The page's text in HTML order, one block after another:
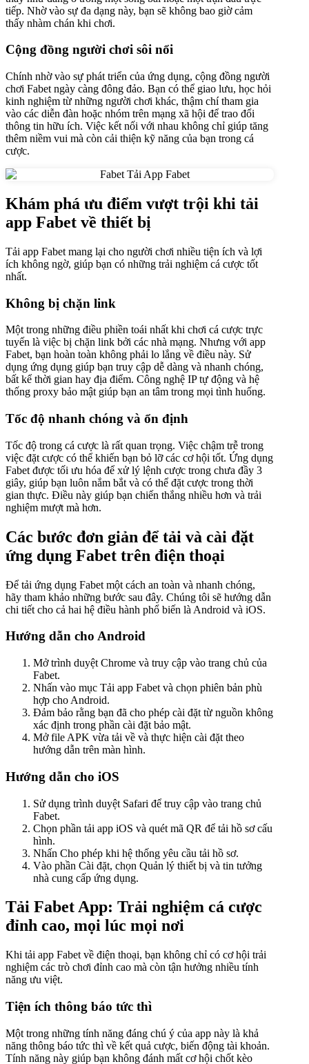
tiếp. Nhờ vào sự đa dạng này, bạn sẽ không bao giờ cảm
thấy nhàm chán khi chơi.
Cộng đồng người chơi sôi nổi
Chính nhờ vào sự phát triển của ứng dụng, cộng đồng người
chơi Fabet ngày càng đông đảo. Bạn có thể giao lưu, học hỏi
kinh nghiệm từ những người chơi khác, thậm chí tham gia
vào các diễn đàn hoặc nhóm trên mạng xã hội để trao đổi
thông tin hữu ích. Việc kết nối với nhau không chỉ giúp tăng
thêm niềm vui mà còn cải thiện kỹ năng của bạn trong cá
cược.
Khám phá ưu điểm vượt trội khi tải
app Fabet về thiết bị
Tải app Fabet mang lại cho người chơi nhiều tiện ích và lợi
ích không ngờ, giúp bạn có những trải nghiệm cá cược tốt
nhất.
Không bị chặn link
Một trong những điều phiền toái nhất khi chơi cá cược trực
tuyến là việc bị chặn link bởi các nhà mạng. Nhưng với app
Fabet, bạn hoàn toàn không phải lo lắng về điều này. Sử
dụng ứng dụng giúp bạn truy cập dễ dàng và nhanh chóng,
bất kể thời gian hay địa điểm. Công nghệ IP tự động và hệ
thống proxy bảo mật giúp bạn an tâm trong mọi tình huống.
Tốc độ nhanh chóng và ổn định
Tốc độ trong cá cược là rất quan trọng. Việc chậm trễ trong
việc đặt cược có thể khiến bạn bỏ lỡ các cơ hội tốt. Ứng dụng
Fabet được tối ưu hóa để xử lý lệnh cược trong chưa đầy 3
giây, giúp bạn luôn nắm bắt và có thể đặt cược trong thời
gian thực. Điều này giúp bạn chiến thắng nhiều hơn và trải
nghiệm mượt mà hơn.
Các bước đơn giản để tải và cài đặt
ứng dụng Fabet trên điện thoại
Để tải ứng dụng Fabet một cách an toàn và nhanh chóng,
hãy tham khảo những bước sau đây. Chúng tôi sẽ hướng dẫn
chi tiết cho cả hai hệ điều hành phổ biến là Android và iOS.
Hướng dẫn cho Android
Mở trình duyệt Chrome và truy cập vào trang chủ của
Fabet.
Nhấn vào mục Tải app Fabet và chọn phiên bản phù
hợp cho Android.
Đảm bảo rằng bạn đã cho phép cài đặt từ nguồn không
xác định trong phần cài đặt bảo mật.
Mở file APK vừa tải về và thực hiện cài đặt theo
hướng dẫn trên màn hình.
Hướng dẫn cho iOS
Sử dụng trình duyệt Safari để truy cập vào trang chủ
Fabet.
Chọn phần tải app iOS và quét mã QR để tải hồ sơ cấu
hình.
Nhấn Cho phép khi hệ thống yêu cầu tải hồ sơ.
Vào phần Cài đặt, chọn Quản lý thiết bị và tin tưởng
nhà cung cấp ứng dụng.
Tải Fabet App: Trải nghiệm cá cược
đỉnh cao, mọi lúc mọi nơi
Khi tải app Fabet về điện thoại, bạn không chỉ có cơ hội trải
nghiệm các trò chơi đỉnh cao mà còn tận hưởng nhiều tính
năng ưu việt.
Tiện ích thông báo tức thì
Một trong những tính năng đáng chú ý của app này là khả
năng thông báo tức thì về kết quả cược, biến động tài khoản.
Tính năng này giúp bạn không đánh mất cơ hội chốt kèo